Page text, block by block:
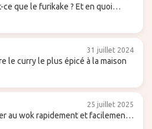
ce que le furikake ? Et en quoi
31 juillet 2024
le curry le plus épicé à la maison
25 juillet 2025
au wok rapidement et facilement -